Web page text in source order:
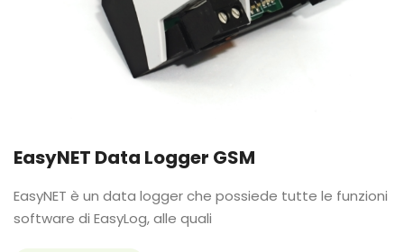
EasyNET Data Logger GSM
EasyNET è un data logger che possiede tutte le funzioni
software di EasyLog, alle quali